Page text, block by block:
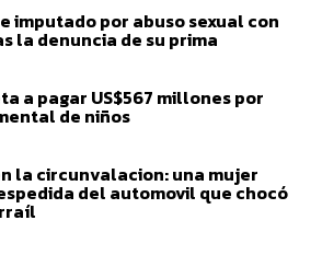
imputado por abuso sexual con
la denuncia de su prima
a pagar US$567 millones por
de niños
la circunvalacion: una mujer
del automovil que chocó